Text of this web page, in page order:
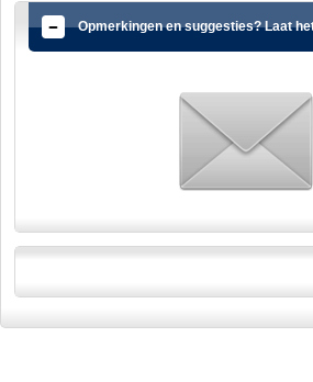
Opmerkingen en suggesties? Laat